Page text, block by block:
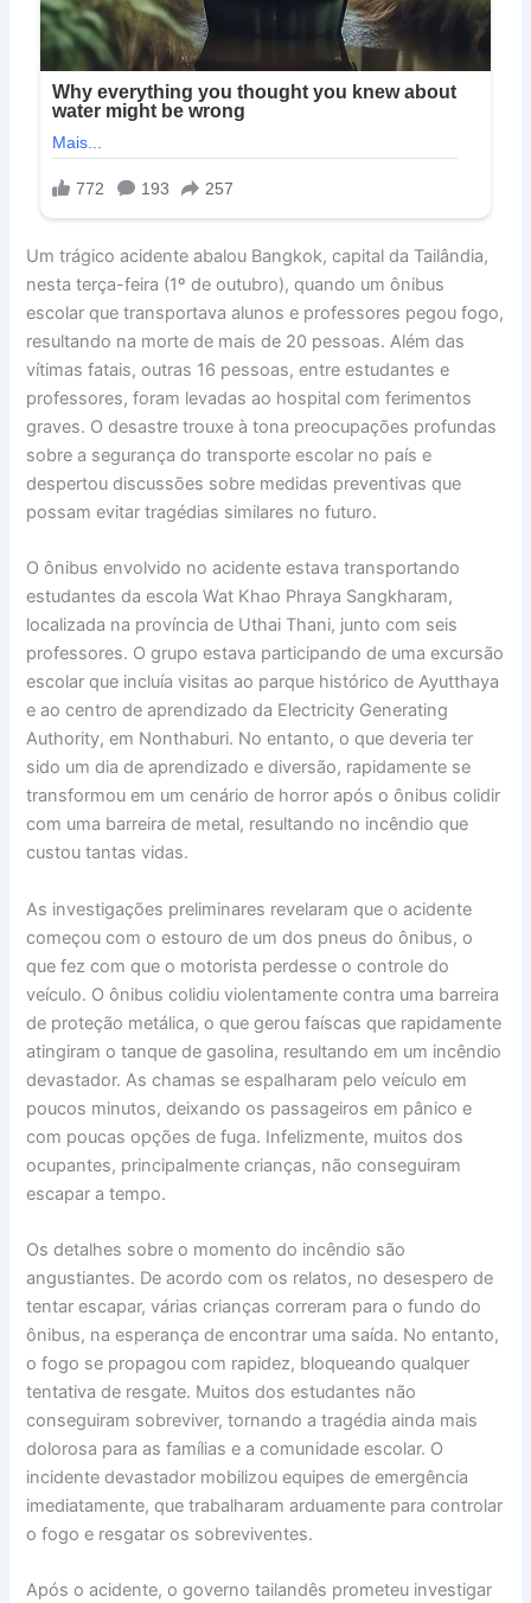
Um trágico acidente abalou Bangkok, capital da Tailândia,
nesta terça-feira (1º de outubro), quando um ônibus
escolar que transportava alunos e professores pegou fogo,
resultando na morte de mais de 20 pessoas. Além das
vítimas fatais, outras 16 pessoas, entre estudantes e
professores, foram levadas ao hospital com ferimentos
graves. O desastre trouxe à tona preocupações profundas
sobre a segurança do transporte escolar no país e
despertou discussões sobre medidas preventivas que
possam evitar tragédias similares no futuro.
O ônibus envolvido no acidente estava transportando
estudantes da escola Wat Khao Phraya Sangkharam,
localizada na província de Uthai Thani, junto com seis
professores. O grupo estava participando de uma excursão
escolar que incluía visitas ao parque histórico de Ayutthaya
e ao centro de aprendizado da Electricity Generating
Authority, em Nonthaburi. No entanto, o que deveria ter
sido um dia de aprendizado e diversão, rapidamente se
transformou em um cenário de horror após o ônibus colidir
com uma barreira de metal, resultando no incêndio que
custou tantas vidas.
As investigações preliminares revelaram que o acidente
começou com o estouro de um dos pneus do ônibus, o
que fez com que o motorista perdesse o controle do
veículo. O ônibus colidiu violentamente contra uma barreira
de proteção metálica, o que gerou faíscas que rapidamente
atingiram o tanque de gasolina, resultando em um incêndio
devastador. As chamas se espalharam pelo veículo em
poucos minutos, deixando os passageiros em pânico e
com poucas opções de fuga. Infelizmente, muitos dos
ocupantes, principalmente crianças, não conseguiram
escapar a tempo.
Os detalhes sobre o momento do incêndio são
angustiantes. De acordo com os relatos, no desespero de
tentar escapar, várias crianças correram para o fundo do
ônibus, na esperança de encontrar uma saída. No entanto,
o fogo se propagou com rapidez, bloqueando qualquer
tentativa de resgate. Muitos dos estudantes não
conseguiram sobreviver, tornando a tragédia ainda mais
dolorosa para as famílias e a comunidade escolar. O
incidente devastador mobilizou equipes de emergência
imediatamente, que trabalharam arduamente para controlar
o fogo e resgatar os sobreviventes.
Após o acidente, o governo tailandês prometeu investigar